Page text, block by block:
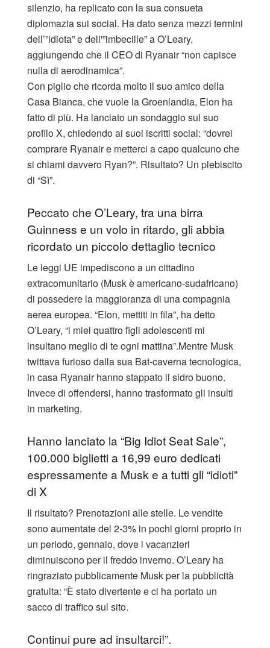
silenzio, ha replicato con la sua consueta
diplomazia sui social. Ha dato senza mezzi termini
dell’”idiota” e dell'”imbecille” a O’Leary,
aggiungendo che il CEO di Ryanair “non capisce
nulla di aerodinamica”.
Con piglio che ricorda molto il suo amico della
Casa Bianca, che vuole la Groenlandia, Elon ha
fatto di più. Ha lanciato un sondaggio sul suo
profilo X, chiedendo ai suoi iscritti social: “dovrei
comprare Ryanair e metterci a capo qualcuno che
si chiami davvero Ryan?”. Risultato? Un plebiscito
di “Sì”.
​Peccato che O’Leary, tra una birra
Guinness e un volo in ritardo, gli abbia
ricordato un piccolo dettaglio tecnico
Le leggi UE impediscono a un cittadino
extracomunitario (Musk è americano-sudafricano)
di possedere la maggioranza di una compagnia
aerea europea. “Elon, mettiti in fila”, ha detto
O’Leary, “i miei quattro figli adolescenti mi
insultano meglio di te ogni mattina”.Mentre Musk
twittava furioso dalla sua Bat-caverna tecnologica,
in casa Ryanair hanno stappato il sidro buono.
Invece di offendersi, hanno trasformato gli insulti
in marketing.
Hanno lanciato la “Big Idiot Seat Sale”,
100.000 biglietti a 16,99 euro dedicati
espressamente a Musk e a tutti gli “idioti”
di X
​Il risultato? Prenotazioni alle stelle. Le vendite
sono aumentate del 2-3% in pochi giorni proprio in
un periodo, gennaio, dove i vacanzieri
diminuiscono per il freddo inverno. O’Leary ha
ringraziato pubblicamente Musk per la pubblicità
gratuita: “È stato divertente e ci ha portato un
sacco di traffico sul sito.
Continui pure ad insultarci!”.